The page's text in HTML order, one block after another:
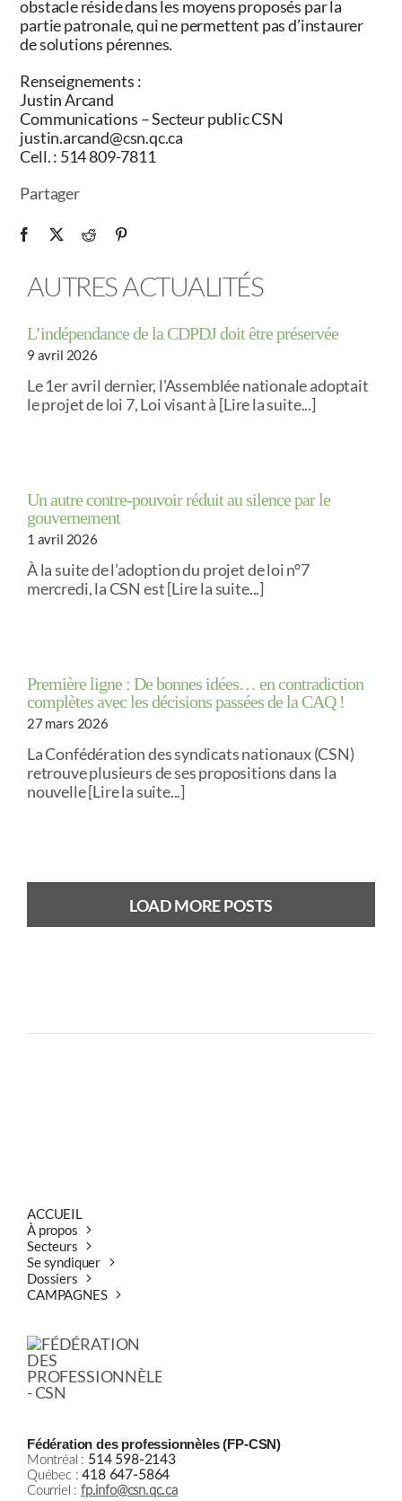
obstacle réside dans les moyens proposés par la
partie patronale, qui ne permettent pas d’instaurer
de solutions pérennes.
Renseignements :
Justin Arcand
Communications – Secteur public CSN
justin.arcand@csn.qc.ca
Cell. : 514 809-7811
Partager
AUTRES ACTUALITÉS
L’indépendance de la CDPDJ doit être préservée
9 avril 2026
Le 1er avril dernier, l'Assemblée nationale adoptait
le projet de loi 7, Loi visant à [Lire la suite...]
Un autre contre-pouvoir réduit au silence par le
gouvernement
1 avril 2026
À la suite de l’adoption du projet de loi n°7
mercredi, la CSN est [Lire la suite...]
Première ligne : De bonnes idées… en contradiction
complètes avec les décisions passées de la CAQ !
27 mars 2026
La Confédération des syndicats nationaux (CSN)
retrouve plusieurs de ses propositions dans la
nouvelle [Lire la suite...]
LOAD MORE POSTS
ACCUEIL
À propos
Secteurs
Se syndiquer
Dossiers
CAMPAGNES
Fédération des professionnèles (FP-CSN)
Montréal : 514 598-2143
Québec :418 647-5864
Courriel :fp.info@csn.qc.ca